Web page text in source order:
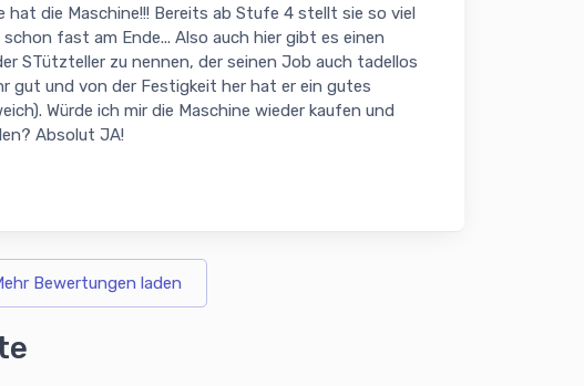
die Maschine!!! Bereits ab Stufe 4 stellt sie so viel
fast am Ende... Also auch hier gibt es einen
STützteller zu nennen, der seinen Job auch tadellos
gut und von der Festigkeit her hat er ein gutes
Würde ich mir die Maschine wieder kaufen und
Absolut JA!
Bewertungen laden